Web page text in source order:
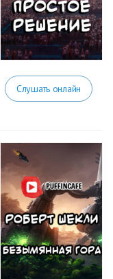
Слушать онлайн